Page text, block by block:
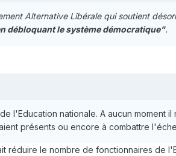
Alternative Libérale qui soutient
débloquant le système démocratique".
l'Education nationale. A aucun
présents ou encore à combattre
réduire le nombre de fonctionnaires de